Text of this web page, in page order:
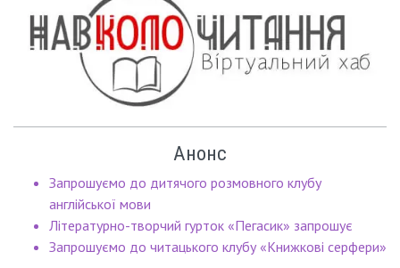
Анонс
Запрошуємо до дитячого розмовного клубу
англійської мови
Літературно-творчий гурток «Пегасик» запрошує
Запрошуємо до читацького клубу «Книжкові серфери»